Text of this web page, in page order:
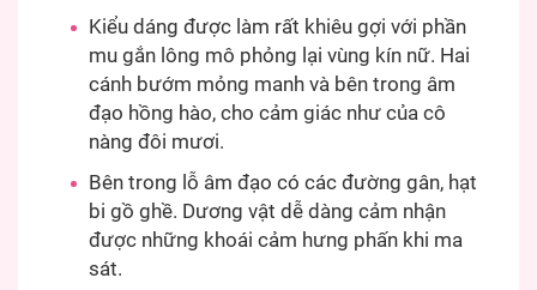
Kiểu dáng được làm rất khiêu gợi với phần
mu gắn lông mô phỏng lại vùng kín nữ. Hai
cánh bướm mỏng manh và bên trong âm
đạo hồng hào, cho cảm giác như của cô
nàng đôi mươi.
Bên trong lỗ âm đạo có các đường gân, hạt
bi gồ ghề. Dương vật dễ dàng cảm nhận
được những khoái cảm hưng phấn khi ma
sát.